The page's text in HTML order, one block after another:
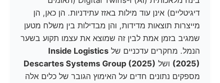
דיגיטליים) אינן עוד מילות באזז עתידניות. הן כאן, הן
מייצרות תוצאות מדידות, והן מבדילות בין משלח מטען
שמגיב בזמן אמת לבין זה שמוצא את עצמו תקוע בשער
הנמל. מחקרים עדכניים של Inside Logistics
(2025) ושל Descartes Systems Group (2025)
מספקים נתונים חדים על האימוץ הגובר של כלים אלה